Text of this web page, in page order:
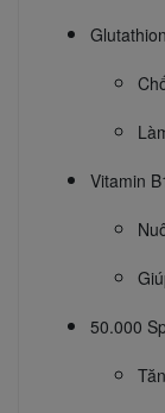
Vitamin
50.000